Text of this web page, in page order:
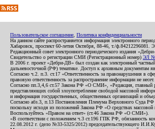
Пользовательское соглашение Политика конфиденциальности
На данном сайте распространяется информация электронного
Хабаровск, проспект 60-летия Октября, 88-46, т./ф.84212296081.
Редакционный совет электронного периодического
Свидетельство о регистрации СМИ (Регистрационный номер) ЭЛ №
В 2006 г. проект «Дебри-ДВ» был создан как электронный частный
дальневосточной (РФ) тематике. Доступ к архивным документам
Согласно ч.2. п.3. ст.17 «Ответственность за правонарушения в
правовую ответственность за распространение информации не
Согласно пп.3,4,6 ст.57 Закона РФ «О СМИ», «Редакция, главный
представляющих собой злоупотребление свободой массовой
и информация государственных, общественных организаций и
Согласно абз.3, п.13 Постановления Пленума Верховного Суда
поскольку исходя из положений Закона РФ «О средствах
Воспользуйтесь «Правом на ответ» (ст.46 Закона РФ «О СМИ»).
«В соответствии с положением ч.3 ст.196 ГПК РФ, обязанность
22.08.2012 г. (дело №33-5325/2012) председательствующего